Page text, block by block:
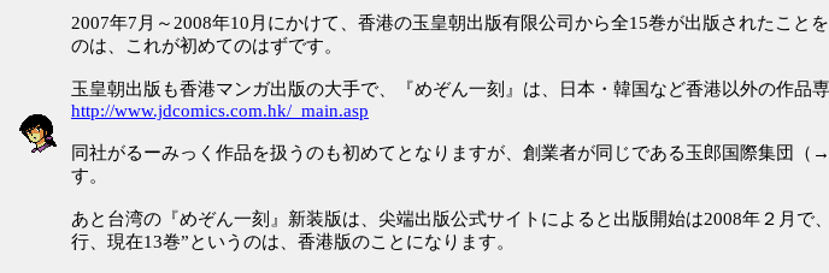
2007年7月～2008年10月にかけて、香港の玉皇朝出版有限公司から全15巻が出版されたこ
のは、これが初めてのはずです。
玉皇朝出版も香港マンガ出版の大手で、『めぞん一刻』は、日本・韓国など香港以外の作品
http://www.jdcomics.com.hk/_main.asp
同社がるーみっく作品を扱うのも初めてとなりますが、創業者が同じである玉郎国際集団
す。
あと台湾の『めぞん一刻』新装版は、尖端出版公式サイトによると出版開始は2008年２月
行、現在13巻”というのは、香港版のことになります。